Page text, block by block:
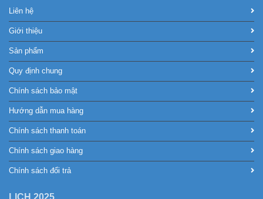
Liên hệ
Giới thiệu
Sản phẩm
Quy định chung
Chính sách bảo mật
Hướng dẫn mua hàng
Chính sách thanh toán
Chính sách giao hàng
Chính sách đổi trả